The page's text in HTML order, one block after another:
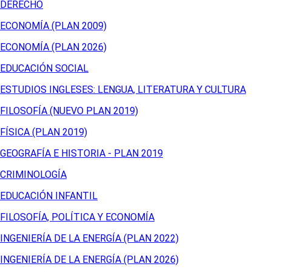
DERECHO
ECONOMÍA (PLAN 2009)
ECONOMÍA (PLAN 2026)
EDUCACIÓN SOCIAL
ESTUDIOS INGLESES: LENGUA, LITERATURA Y CULTURA
FILOSOFÍA (NUEVO PLAN 2019)
FÍSICA (PLAN 2019)
GEOGRAFÍA E HISTORIA - PLAN 2019
CRIMINOLOGÍA
EDUCACIÓN INFANTIL
FILOSOFÍA, POLÍTICA Y ECONOMÍA
INGENIERÍA DE LA ENERGÍA (PLAN 2022)
INGENIERÍA DE LA ENERGÍA (PLAN 2026)